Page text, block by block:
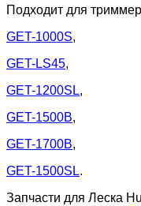
Подходит для
GET-1000S,
GET-LS45,
GET-1200SL,
GET-1500B,
GET-1700B,
GET-1500SL.
Запчасти для Леска